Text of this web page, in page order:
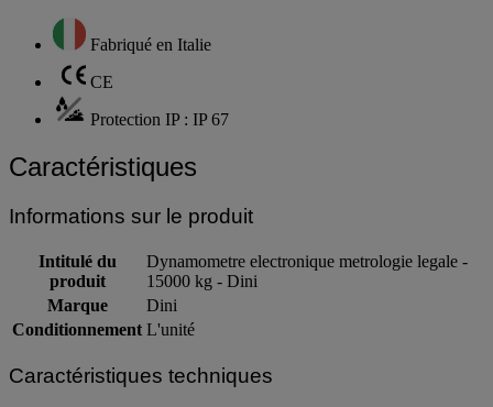
Fabriqué en Italie
CE
Protection IP : IP 67
Caractéristiques
Informations sur le produit
Intitulé du
produit
Dynamometre electronique metrologie legale -
15000 kg - Dini
Marque
Dini
Conditionnement L'unité
Caractéristiques techniques